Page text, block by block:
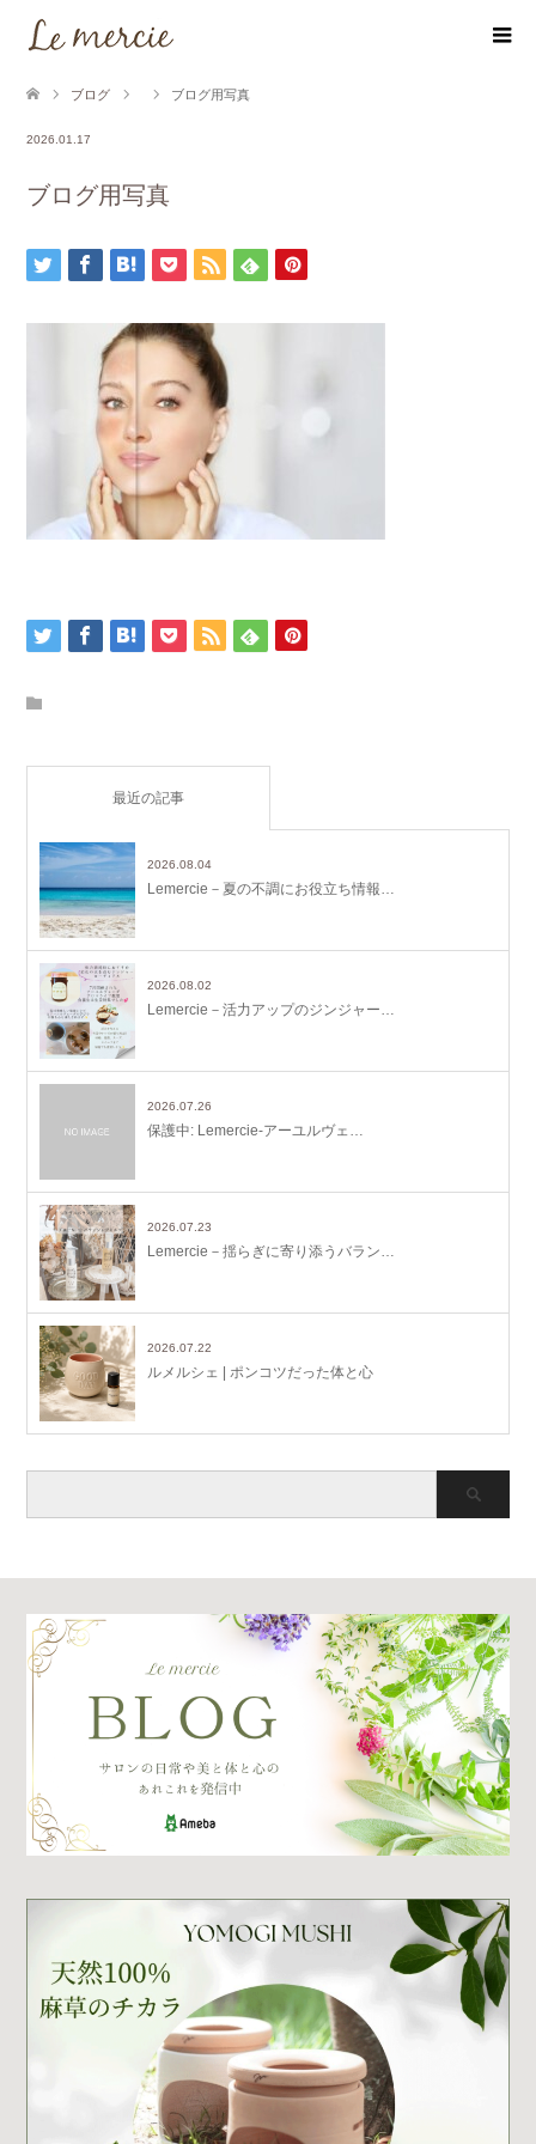
ブログ ブログ用写真
2026.01.17
ブログ用写真
最近の記事
2026.08.04
Lemercie－夏の不調にお役立ち情報…
2026.08.02
Lemercie－活力アップのジンジャー…
2026.07.26
保護中: Lemercie-アーユルヴェ…
2026.07.23
Lemercie－揺らぎに寄り添うバラン…
2026.07.22
ルメルシェ | ポンコツだった体と心